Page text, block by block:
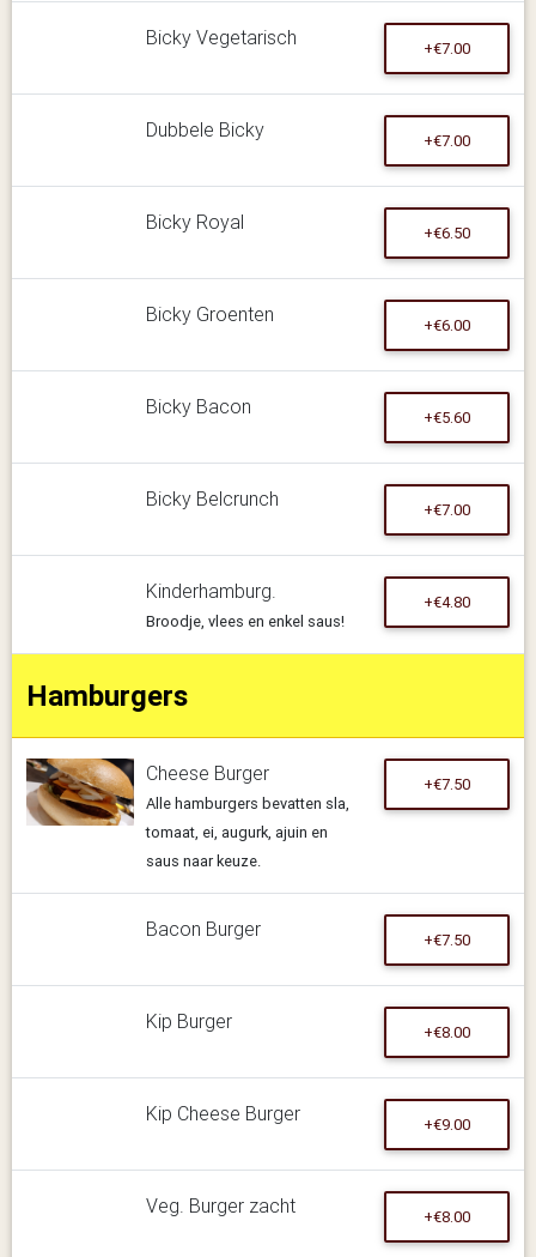
Bicky Vegetarisch +€7.00
Dubbele Bicky +€7.00
Bicky Royal +€6.50
Bicky Groenten +€6.00
Bicky Bacon +€5.60
Bicky Belcrunch +€7.00
Kinderhamburg.
Broodje, vlees en enkel saus!
+€4.80
Hamburgers
Cheese Burger
Alle hamburgers bevatten sla,
tomaat, ei, augurk, ajuin en
saus naar keuze.
+€7.50
Bacon Burger +€7.50
Kip Burger +€8.00
Kip Cheese Burger +€9.00
Veg. Burger zacht +€8.00